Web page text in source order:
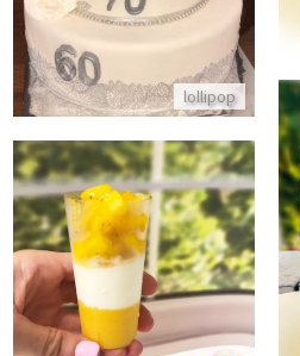
lollipop
עם ממתקים ובלון
קינוחי כוסות גבינה ומגו
התקשר/י